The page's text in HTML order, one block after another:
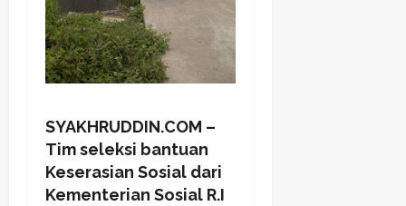
SYAKHRUDDIN.COM –
Tim seleksi bantuan
Keserasian Sosial dari
Kementerian Sosial R.I